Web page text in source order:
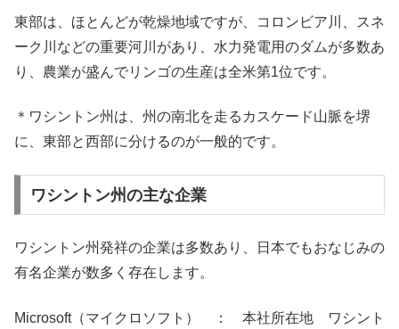
東部は、ほとんどが乾燥地域ですが、コロンビア川、スネ
ーク川などの重要河川があり、水力発電用のダムが多数あ
り、農業が盛んでリンゴの生産は全米第1位です。
＊ワシントン州は、州の南北を走るカスケード山脈を堺
に、東部と西部に分けるのが一般的です。
ワシントン州の主な企業
ワシントン州発祥の企業は多数あり、日本でもおなじみの
有名企業が数多く存在します。
Microsoft（マイクロソフト） ： 本社所在地 ワシント